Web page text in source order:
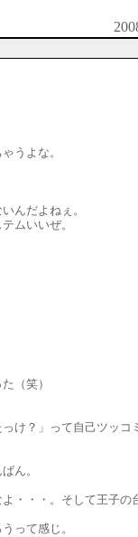
うよな。
んだよねぇ。
ムいいぜ。
（笑）
け？」って自己ツッコ
ん。
・・・。そして王子の
って感じ。